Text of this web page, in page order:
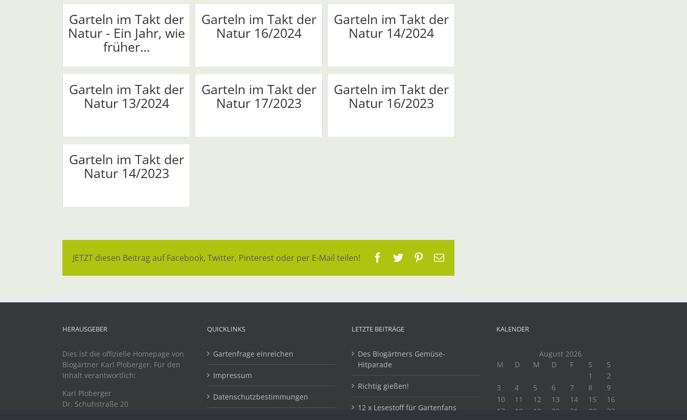
Garteln im Takt der
Natur - Ein Jahr, wie
früher…
Garteln im Takt der
Natur 16/2024
Garteln im Takt der
Natur 14/2024
Garteln im Takt der
Natur 13/2024
Garteln im Takt der
Natur 17/2023
Garteln im Takt der
Natur 16/2023
Garteln im Takt der
Natur 14/2023
JETZT diesen Beitrag auf Facebook, Twitter, Pinterest oder per E-Mail teilen! Facebook
TwitterPinterest
E-
HERAUSGEBER
Dies ist die offizielle Homepage von
Biogärtner Karl Ploberger. Für den
Inhalt verantwortlich:
Karl Ploberger
Dr. Schuhstraße 20
QUICKLINKS
Gartenfrage einreichen
Impressum
Datenschutzbestimmungen
LETZTE BEITRÄGE
Des Biogärtners Gemüse-
Hitparade
Richtig gießen!
12 x Lesestoff für Gartenfans
KALENDER
August 2026
M
D M D F S
S
1
2
3
4 5 6 7 8
9
10
11 12 13 14 15
16
17
18 19 20 21 22
23